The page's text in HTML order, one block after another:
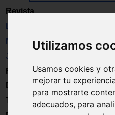
Utilizamos
Usamos cookies y
mejorar tu
para mostrarte
adecuados, para
Revista
Libros
Material
Juguetes
Formación
Directorio
Trabajo